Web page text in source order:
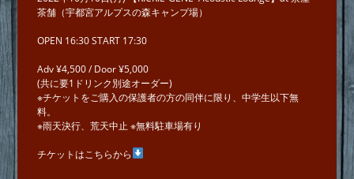
茶舗（宇都宮アルプスの森キャンプ場）
OPEN 16:30 START 17:30
Adv ¥4,500 / Door ¥5,000
(共に要1ドリンク別途オーダー)
※チケットをご購入の保護者の方の同伴に限り、中学生以下無
料。
※雨天決行、荒天中止 ※無料駐車場有り
チケットはこちらから